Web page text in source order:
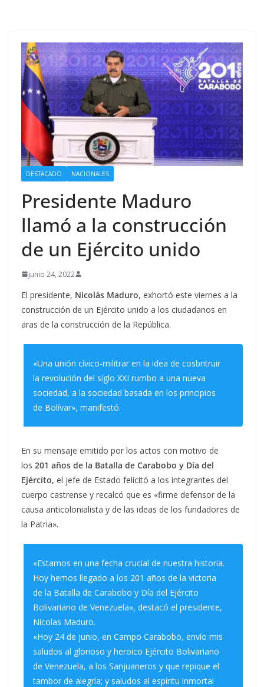
DESTACADO NACIONALES
Presidente Maduro
llamó a la construcción
de un Ejército unido
junio 24, 2022
El presidente, Nicolás Maduro, exhortó este viernes a la
construcción de un Ejército unido a los ciudadanos en
aras de la construcción de la República.
«Una unión cívico-militrar en la idea de cosbntruir
la revolución del siglo XXI rumbo a una nueva
sociedad, a la sociedad basada en los principios
de Bolívar», manifestó.
En su mensaje emitido por los actos con motivo de
los 201 años de la Batalla de Carabobo y Día del
Ejército, el jefe de Estado felicitó a los integrantes del
cuerpo castrense y recalcó que es «firme defensor de la
causa anticolonialista y de las ideas de los fundadores de
la Patria».
«Estamos en una fecha crucial de nuestra historia.
Hoy hemos llegado a los 201 años de la victoria
de la Batalla de Carabobo y Día del Ejército
Bolivariano de Venezuela», destacó el presidente,
Nicolas Maduro.
«Hoy 24 de junio, en Campo Carabobo, envío mis
saludos al glorioso y heroico Ejército Bolivariano
de Venezuela, a los Sanjuaneros y que repique el
tambor de alegría; y saludos al espíritu inmortal